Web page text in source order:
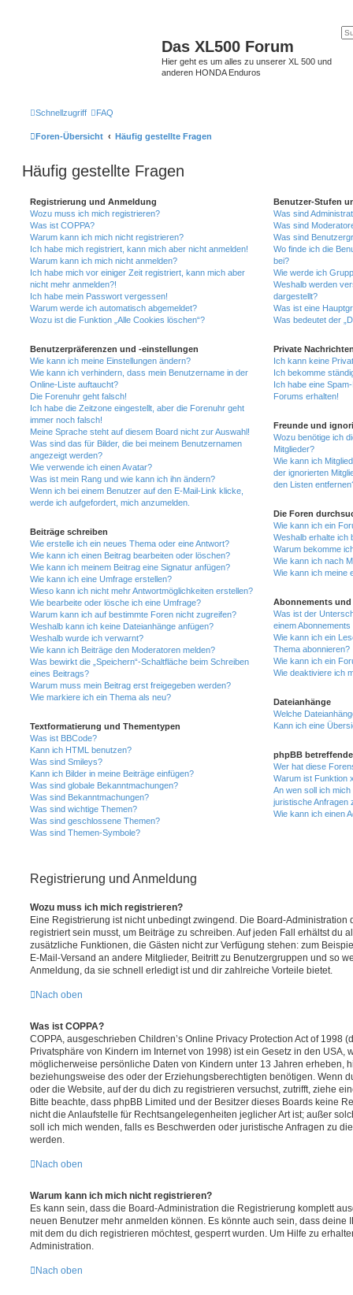
Das XL500 Forum
Hier geht es um alles zu unserer XL 500 und
anderen HONDA Enduros
Schnellzugriff FAQ
Foren-Übersicht Häufig gestellte Fragen
Häufig gestellte Fragen
Registrierung und Anmeldung
Wozu muss ich mich registrieren?
Was ist COPPA?
Warum kann ich mich nicht registrieren?
Ich habe mich registriert, kann mich aber nicht anmelden!
Warum kann ich mich nicht anmelden?
Ich habe mich vor einiger Zeit registriert, kann mich aber
nicht mehr anmelden?!
Ich habe mein Passwort vergessen!
Warum werde ich automatisch abgemeldet?
Wozu ist die Funktion „Alle Cookies löschen“?
Benutzerpräferenzen und -einstellungen
Wie kann ich meine Einstellungen ändern?
Wie kann ich verhindern, dass mein Benutzername in der
Online-Liste auftaucht?
Die Forenuhr geht falsch!
Ich habe die Zeitzone eingestellt, aber die Forenuhr geht
immer noch falsch!
Meine Sprache steht auf diesem Board nicht zur Auswahl!
Was sind das für Bilder, die bei meinem Benutzernamen
angezeigt werden?
Wie verwende ich einen Avatar?
Was ist mein Rang und wie kann ich ihn ändern?
Wenn ich bei einem Benutzer auf den E-Mail-Link klicke,
werde ich aufgefordert, mich anzumelden.
Beiträge schreiben
Wie erstelle ich ein neues Thema oder eine Antwort?
Wie kann ich einen Beitrag bearbeiten oder löschen?
Wie kann ich meinem Beitrag eine Signatur anfügen?
Wie kann ich eine Umfrage erstellen?
Wieso kann ich nicht mehr Antwortmöglichkeiten erstellen?
Wie bearbeite oder lösche ich eine Umfrage?
Warum kann ich auf bestimmte Foren nicht zugreifen?
Weshalb kann ich keine Dateianhänge anfügen?
Weshalb wurde ich verwarnt?
Wie kann ich Beiträge den Moderatoren melden?
Was bewirkt die „Speichern“-Schaltfläche beim Schreiben
eines Beitrags?
Warum muss mein Beitrag erst freigegeben werden?
Wie markiere ich ein Thema als neu?
Textformatierung und Thementypen
Was ist BBCode?
Kann ich HTML benutzen?
Was sind Smileys?
Kann ich Bilder in meine Beiträge einfügen?
Was sind globale Bekanntmachungen?
Was sind Bekanntmachungen?
Was sind wichtige Themen?
Was sind geschlossene Themen?
Was sind Themen-Symbole?
Benutzer-Stufen
Was sind
Was sind
Was sind
Wo finde ich die
bei?
Wie werde ich
Weshalb werden
dargestellt?
Was ist eine
Was bedeutet der
Private
Ich kann keine
Ich bekomme
Ich habe eine
Forums erhalten!
Freunde und
Wozu benötige ich
Mitglieder?
Wie kann ich
der ignorierten
den Listen
Die Foren
Wie kann ich ein
Weshalb erhalte ich
Warum bekomme
Wie kann ich nach
Wie kann ich meine
Abonnements und
Was ist der
einem
Wie kann ich ein
Thema abonnieren?
Wie kann ich ein
Wie deaktiviere ich
Dateianhänge
Welche
Kann ich eine
phpBB
Wer hat diese
Warum ist Funktion
An wen soll ich
juristische Anfragen
Wie kann ich einen
Registrierung und Anmeldung
Wozu muss ich mich registrieren?
Eine Registrierung ist nicht unbedingt zwingend. Die Board-Administration
registriert sein musst, um Beiträge zu schreiben. Auf jeden Fall erhältst du
zusätzliche Funktionen, die Gästen nicht zur Verfügung stehen: zum
E-Mail-Versand an andere Mitglieder, Beitritt zu Benutzergruppen und so
Anmeldung, da sie schnell erledigt ist und dir zahlreiche Vorteile bietet.
Nach oben
Was ist COPPA?
COPPA, ausgeschrieben Children’s Online Privacy Protection Act of 1998
Privatsphäre von Kindern im Internet von 1998) ist ein Gesetz in den USA,
möglicherweise persönliche Daten von Kindern unter 13 Jahren erheben,
beziehungsweise des oder der Erziehungsberechtigten benötigen. Wenn
oder die Website, auf der du dich zu registrieren versuchst, zutrifft, ziehe
Bitte beachte, dass phpBB Limited und der Besitzer dieses Boards keine
nicht die Anlaufstelle für Rechtsangelegenheiten jeglicher Art ist; außer
soll ich mich wenden, falls es Beschwerden oder juristische Anfragen zu
werden.
Nach oben
Warum kann ich mich nicht registrieren?
Es kann sein, dass die Board-Administration die Registrierung komplett
neuen Benutzer mehr anmelden können. Es könnte auch sein, dass deine
mit dem du dich registrieren möchtest, gesperrt wurden. Um Hilfe zu
Administration.
Nach oben